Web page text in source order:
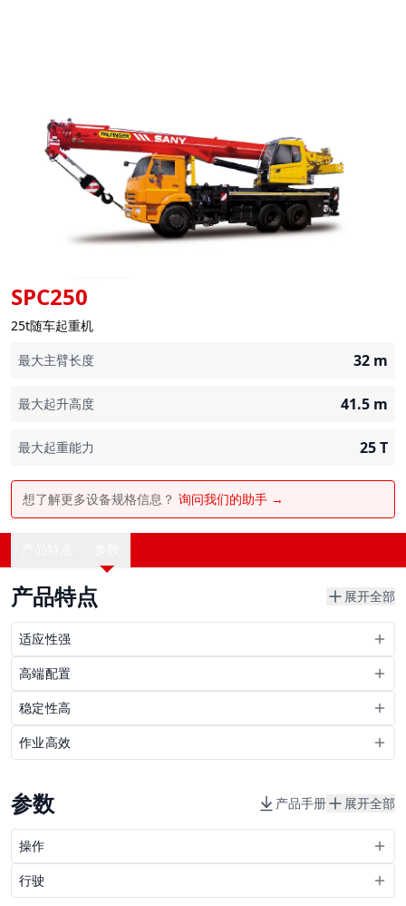
SPC250
25t随车起重机
最大主臂长度
32 m
最大起升高度 41.5 m
最大起重能力 25T
想了解更多设备规格信息？ 询问我们的助手 →
产品特点 展开全部
适应性强
高端配置
稳定性高
作业高效
参数 产品手册 展开全部
操作
行驶